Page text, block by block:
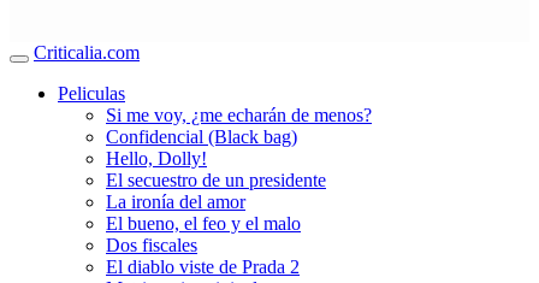
Criticalia.com
Peliculas
Si me voy, ¿me echarán de menos?
Confidencial (Black bag)
Hello, Dolly!
El secuestro de un presidente
La ironía del amor
El bueno, el feo y el malo
Dos fiscales
El diablo viste de Prada 2